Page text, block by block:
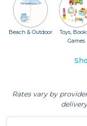
Beach & Outdoor
Toys,
Games
Rates vary by